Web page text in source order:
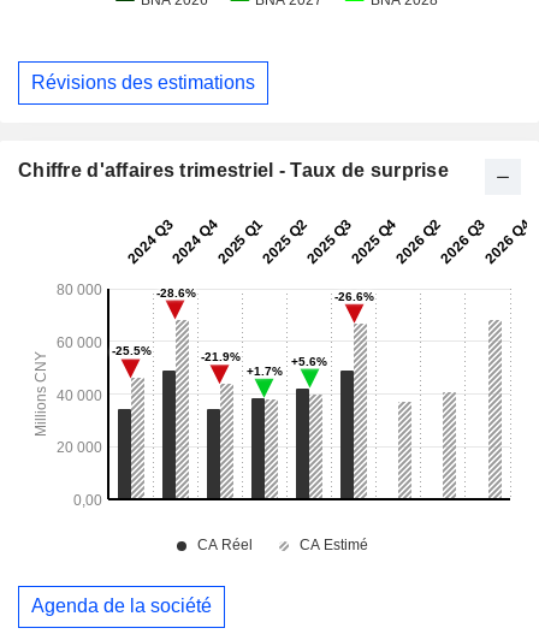
Révisions des estimations
Chiffre d'affaires trimestriel - Taux de surprise
Agenda de la société